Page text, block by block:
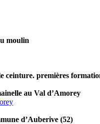
moulin
ceinture. premières
au Val d’Amorey
d’Auberive (52)